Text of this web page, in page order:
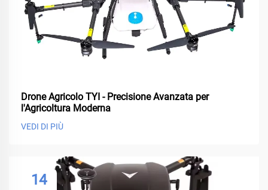
Drone Agricolo TYI - Precisione Avanzata per
l'Agricoltura Moderna
VEDI DI PIÙ
14